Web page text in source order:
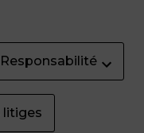
litiges